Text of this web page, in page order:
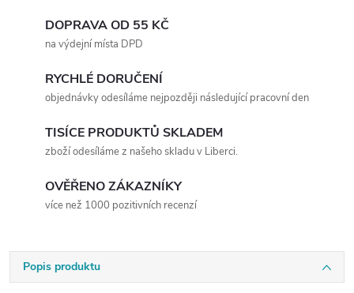
DOPRAVA OD 55 KČ
na výdejní místa DPD
RYCHLÉ DORUČENÍ
objednávky odesíláme nejpozději následující pracovní den
TISÍCE PRODUKTŮ SKLADEM
zboží odesíláme z našeho skladu v Liberci.
OVĚŘENO ZÁKAZNÍKY
více než 1000 pozitivních recenzí
Popis produktu